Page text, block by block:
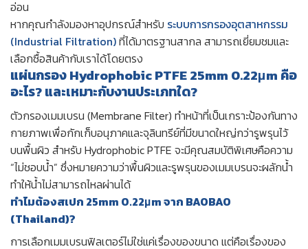
อ่อน
หากคุณกำลังมองหาอุปกรณ์สำหรับ ระบบการกรองอุตสาหกรรม
(Industrial Filtration)ที่ได้มาตรฐานสากล สามารถเยี่ยมชมและ
เลือกซื้อสินค้ากับเราได้โดยตรง
แผ่นกรอง Hydrophobic PTFE 25mm 0.22μm คือ
อะไร? และเหมาะกับงานประเภทใด?
ตัวกรองเมมเบรน (Membrane Filter) ทำหน้าที่เป็นเกราะป้องกันทาง
กายภาพเพื่อกักเก็บอนุภาคและจุลินทรีย์ที่มีขนาดใหญ่กว่ารูพรุนไว้
บนพื้นผิว สำหรับ Hydrophobic PTFE จะมีคุณสมบัติพิเศษคือความ
“ไม่ชอบน้ำ” ซึ่งหมายความว่าพื้นผิวและรูพรุนของเมมเบรนจะผลักน้ำ
ทำให้น้ำไม่สามารถไหลผ่านได้
ทำไมต้องสเปก 25mm 0.22μm จาก BAOBAO
(Thailand)?
การเลือกเมมเบรนฟิลเตอร์ไม่ใช่แค่เรื่องของขนาด แต่คือเรื่องของ